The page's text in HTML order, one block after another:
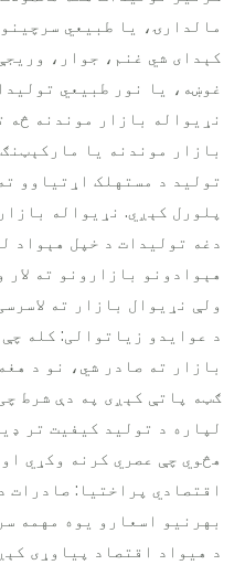
مالدارۍ، یا طبیعي سرچینو
کېدای شي غنم، جوار،
غوښه، یا نور طبیعي
نړیواله بازار موندنه څه
بازار موندنه یا
تولید د مستهلک اړتیاوو
پلورل کېږي. نړیواله
دغه تولیدات د خپل هېواد
هېوادونو بازارونو ته لار
ولې نړیوال بازار ته
د عوایدو زیاتوالی: کله
بازار ته صادر شي، نو د
ګټه پاتې کېږی په دې شرط
لپاره د تولید کیفیت تر
هڅوي چې عصري کرنه وکړي
اقتصادي پراختیا: صادرات
بهرنیو اسعارو یوه مهمه
د هیواد اقتصاد پیاوړی